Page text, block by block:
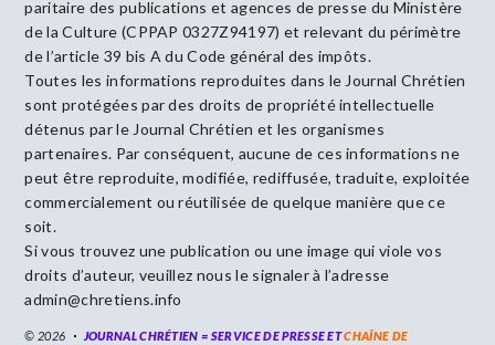
paritaire des publications et agences de presse du Ministère
de la Culture (CPPAP 0327Z94197) et relevant du périmètre
de l’article 39 bis A du Code général des impôts.
Toutes les informations reproduites dans le Journal Chrétien
sont protégées par des droits de propriété intellectuelle
détenus par le Journal Chrétien et les organismes
partenaires. Par conséquent, aucune de ces informations ne
peut être reproduite, modifiée, rediffusée, traduite, exploitée
commercialement ou réutilisée de quelque manière que ce
soit.
Si vous trouvez une publication ou une image qui viole vos
droits d’auteur, veuillez nous le signaler à l’adresse
admin@chretiens.info
© 2026 JOURNAL CHRÉTIEN = SERVICE DE PRESSE ETCHAÎNE DE